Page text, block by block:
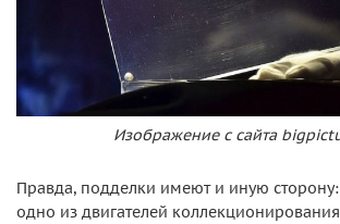
Изображение с сайта
Правда, подделки имеют и иную
одно из двигателей